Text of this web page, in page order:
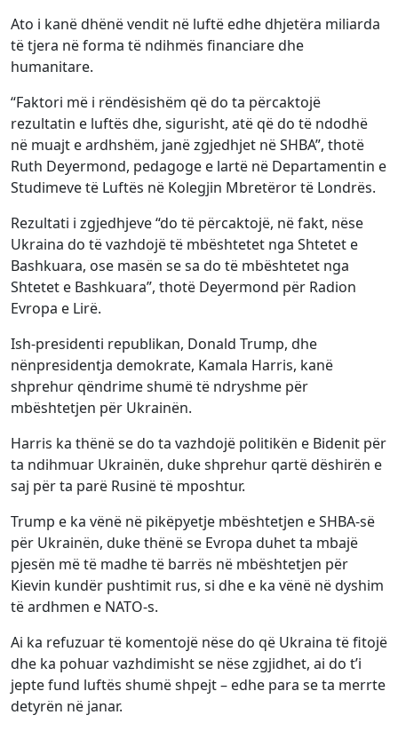
Ato i kanë dhënë vendit në luftë edhe dhjetëra miliarda
të tjera në forma të ndihmës financiare dhe
humanitare.
“Faktori më i rëndësishëm që do ta përcaktojë
rezultatin e luftës dhe, sigurisht, atë që do të ndodhë
në muajt e ardhshëm, janë zgjedhjet në SHBA”, thotë
Ruth Deyermond, pedagoge e lartë në Departamentin e
Studimeve të Luftës në Kolegjin Mbretëror të Londrës.
Rezultati i zgjedhjeve “do të përcaktojë, në fakt, nëse
Ukraina do të vazhdojë të mbështetet nga Shtetet e
Bashkuara, ose masën se sa do të mbështetet nga
Shtetet e Bashkuara”, thotë Deyermond për Radion
Evropa e Lirë.
Ish-presidenti republikan, Donald Trump, dhe
nënpresidentja demokrate, Kamala Harris, kanë
shprehur qëndrime shumë të ndryshme për
mbështetjen për Ukrainën.
Harris ka thënë se do ta vazhdojë politikën e Bidenit për
ta ndihmuar Ukrainën, duke shprehur qartë dëshirën e
saj për ta parë Rusinë të mposhtur.
Trump e ka vënë në pikëpyetje mbështetjen e SHBA-së
për Ukrainën, duke thënë se Evropa duhet ta mbajë
pjesën më të madhe të barrës në mbështetjen për
Kievin kundër pushtimit rus, si dhe e ka vënë në dyshim
të ardhmen e NATO-s.
Ai ka refuzuar të komentojë nëse do që Ukraina të fitojë
dhe ka pohuar vazhdimisht se nëse zgjidhet, ai do t’i
jepte fund luftës shumë shpejt – edhe para se ta merrte
detyrën në janar.